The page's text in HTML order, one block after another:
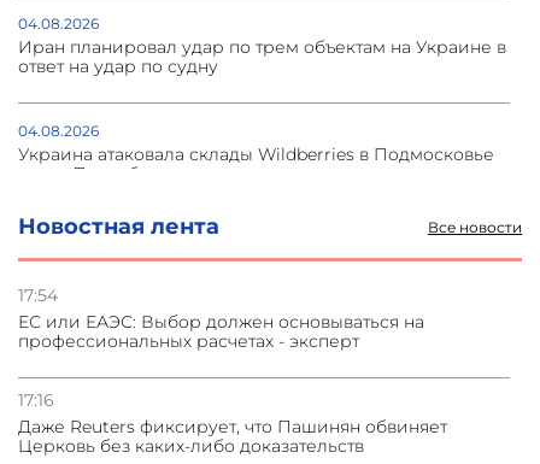
Новостная лента Все новости
17:54
ЕС или ЕАЭС: Выбор должен основываться на
профессиональных расчетах - эксперт
17:16
Даже Reuters фиксирует, что Пашинян обвиняет
Церковь без каких-либо доказательств
04.08.2026
Иран планировал удар по трем объектам на Украине в
ответ на удар по судну
04.08.2026
Украина атаковала склады Wildberries в Подмосковье
и под Петербургом
03.08.2026
Стратегия безопасности ОДКБ допускает применение
03.08.2026
31.07.2026